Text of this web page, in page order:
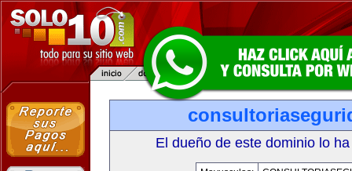
El dueño de este dominio lo